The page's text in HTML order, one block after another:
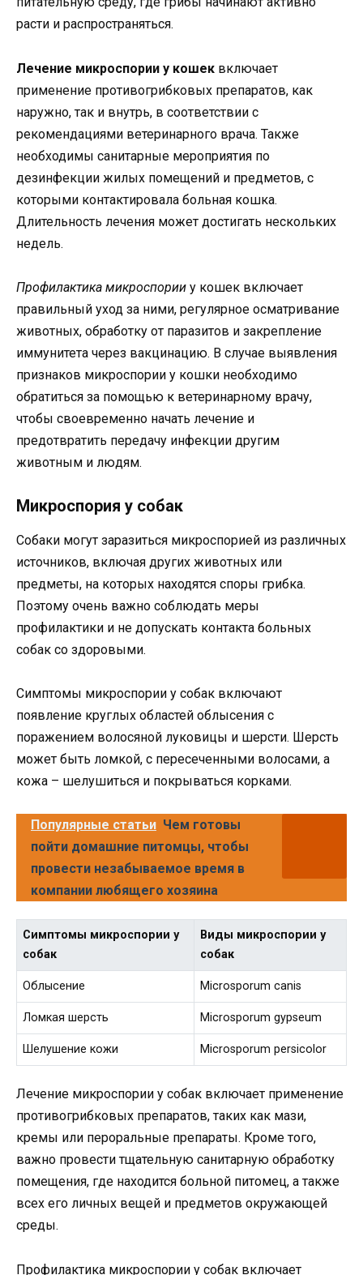
расти и распространяться.
Лечение микроспории у кошек включает
применение противогрибковых препаратов, как
наружно, так и внутрь, в соответствии с
рекомендациями ветеринарного врача. Также
необходимы санитарные мероприятия по
дезинфекции жилых помещений и предметов, с
которыми контактировала больная кошка.
Длительность лечения может достигать нескольких
недель.
Профилактика микроспории у кошек включает
правильный уход за ними, регулярное осматривание
животных, обработку от паразитов и закрепление
иммунитета через вакцинацию. В случае выявления
признаков микроспории у кошки необходимо
обратиться за помощью к ветеринарному врачу,
чтобы своевременно начать лечение и
предотвратить передачу инфекции другим
животным и людям.
Микроспория у собак
Собаки могут заразиться микроспорией из различных
источников, включая других животных или
предметы, на которых находятся споры грибка.
Поэтому очень важно соблюдать меры
профилактики и не допускать контакта больных
собак со здоровыми.
Симптомы микроспории у собак включают
появление круглых областей облысения с
поражением волосяной луковицы и шерсти. Шерсть
может быть ломкой, с пересеченными волосами, а
кожа – шелушиться и покрываться корками.
Популярные статьи Чем готовы
пойти домашние питомцы, чтобы
провести незабываемое время в
компании любящего хозяина
Симптомы микроспории у
собак
Виды микроспории у
собак
Облысение Microsporum canis
Ломкая шерсть Microsporum gypseum
Шелушение кожи Microsporum persicolor
Лечение микроспории у собак включает применение
противогрибковых препаратов, таких как мази,
кремы или пероральные препараты. Кроме того,
важно провести тщательную санитарную обработку
помещения, где находится больной питомец, а также
всех его личных вещей и предметов окружающей
среды.
Профилактика микроспории у собак включает